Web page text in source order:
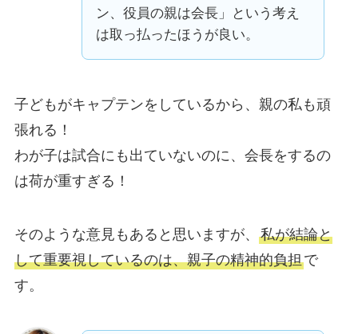
ン、役員の親は会長」という考え
は取っ払ったほうが良い。
子どもがキャプテンをしているから、親の私も頑
張れる！
わが子は試合にも出ていないのに、会長をするの
は荷が重すぎる！
そのような意見もあると思いますが、 私が結論と
して重要視しているのは、親子の精神的負担で
す。